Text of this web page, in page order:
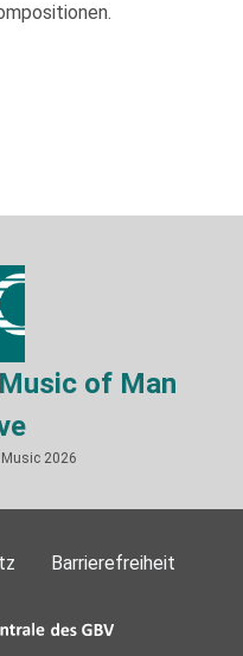
of Man
2026
Barrierefreiheit